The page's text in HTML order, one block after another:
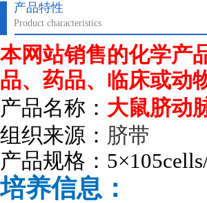
产品特性
Product characteristics
本网站销售的化学产
品、药品、临床或动
产品名称： 大鼠脐动
组织来源： 脐带
产品规格： 5×
培养信息：